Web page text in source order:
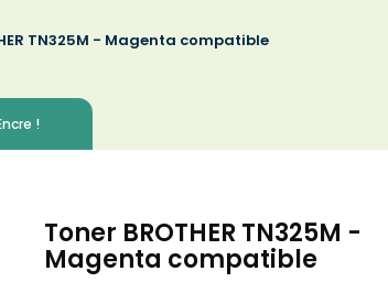
TN325M - Magenta compatible
!
Toner BROTHER TN325M -
Magenta compatible